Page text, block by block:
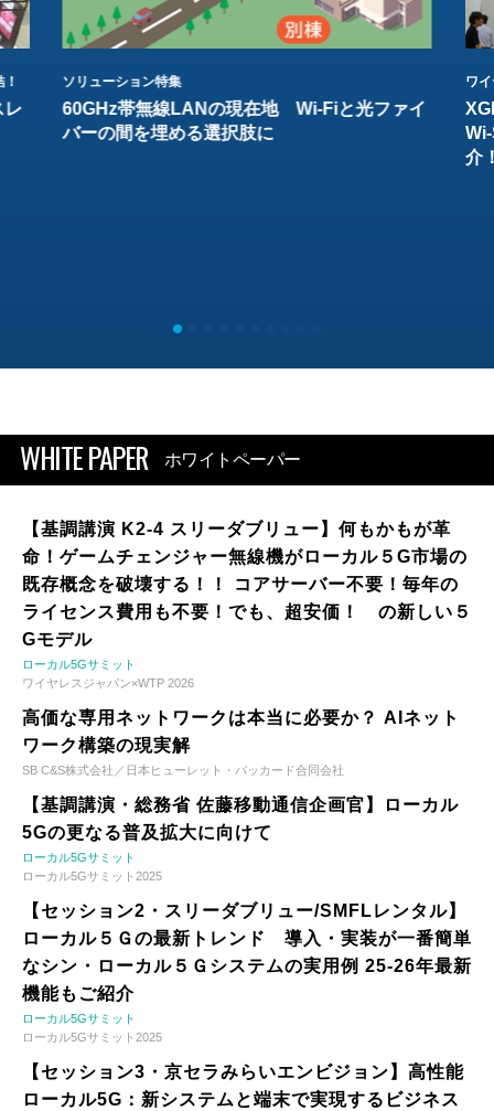
レ
ソリューション特集
60GHz帯無線LANの現在地 Wi-Fiと光ファイ
バーの間を埋める選択肢に
ワ
介
WHITE PAPER ホワイトペーパー
【基調講演 K2-4 スリーダブリュー】何もかもが革
命！ゲームチェンジャー無線機がローカル５G市場の
既存概念を破壊する！！ コアサーバー不要！毎年の
ライセンス費用も不要！でも、超安価！ の新しい５
Gモデル
ローカル5Gサミット
ワイヤレスジャパン×WTP 2026
高価な専用ネットワークは本当に必要か？ AIネット
ワーク構築の現実解
SB C&S株式会社／日本ヒューレット・パッカード合同会社
【基調講演・総務省 佐藤移動通信企画官】ローカル
5Gの更なる普及拡大に向けて
ローカル5Gサミット
ローカル5Gサミット2025
【セッション2・スリーダブリュー/SMFLレンタル】
ローカル５Ｇの最新トレンド 導入・実装が一番簡単
なシン・ローカル５Ｇシステムの実用例 25-26年最新
機能もご紹介
ローカル5Gサミット
ローカル5Gサミット2025
【セッション3・京セラみらいエンビジョン】高性能
ローカル5G：新システムと端末で実現するビジネス